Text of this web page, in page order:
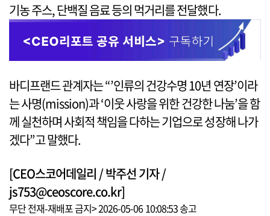
기농 주스, 단백질 음료 등의 먹거리를 전달했다.
바디프랜드 관계자는 “’인류의 건강수명 10년 연장’이라
는 사명(mission)과 ‘이웃 사랑을 위한 건강한 나눔’을 함
께 실천하며 사회적 책임을 다하는 기업으로 성장해 나가
겠다”고 말했다.
[CEO스코어데일리 / 박주선 기자 /
js753@ceoscore.co.kr]
무단 전재-재배포 금지> 2026-05-06 10:08:53 송고